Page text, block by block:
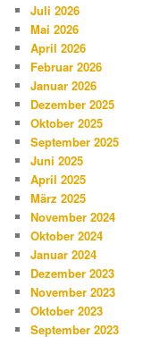
Juli 2026
Mai 2026
April 2026
Februar 2026
Januar 2026
Dezember 2025
Oktober 2025
September 2025
Juni 2025
April 2025
März 2025
November 2024
Oktober 2024
Januar 2024
Dezember 2023
November 2023
Oktober 2023
September 2023